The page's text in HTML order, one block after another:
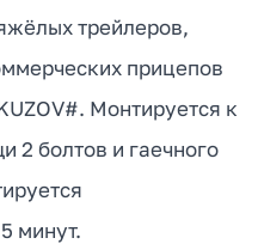
трейлеров,
прицепов
Монтируется к
2 болтов и гаечного
минут.